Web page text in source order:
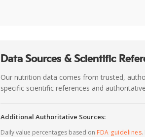
Data Sources & Scientific
Our nutrition data comes from trusted,
specific scientific references and
Additional Authoritative Sources:
Daily value percentages based on FDA guidelines